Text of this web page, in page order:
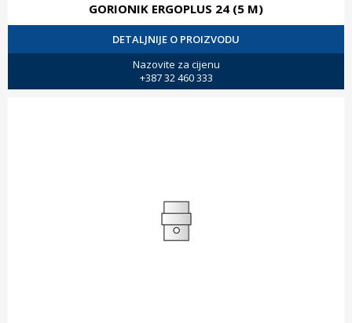
GORIONIK ERGOPLUS 24 (5 M)
DETALJNIJE O PROIZVODU
Nazovite za cijenu
+387 32 460 333